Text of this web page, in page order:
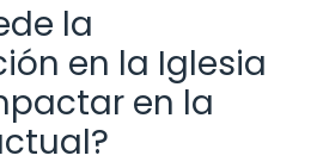
la
en la Iglesia
en la